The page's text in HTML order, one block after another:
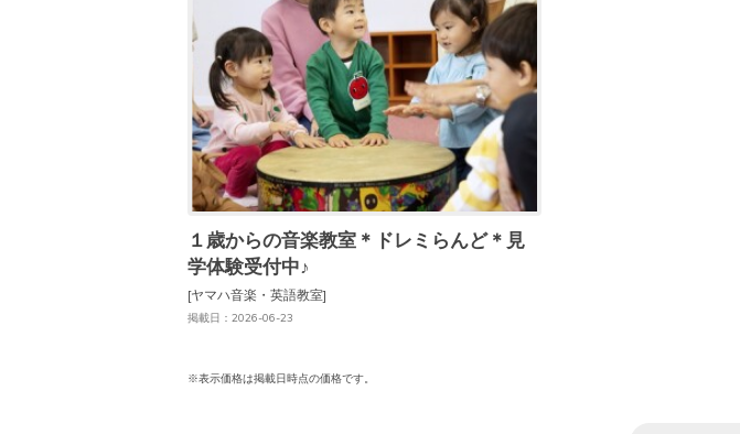
１歳からの音楽教室＊ドレミらんど＊見
学体験受付中♪
[ヤマハ音楽・英語教室]
掲載日：2026-06-23
※表示価格は掲載日時点の価格です。